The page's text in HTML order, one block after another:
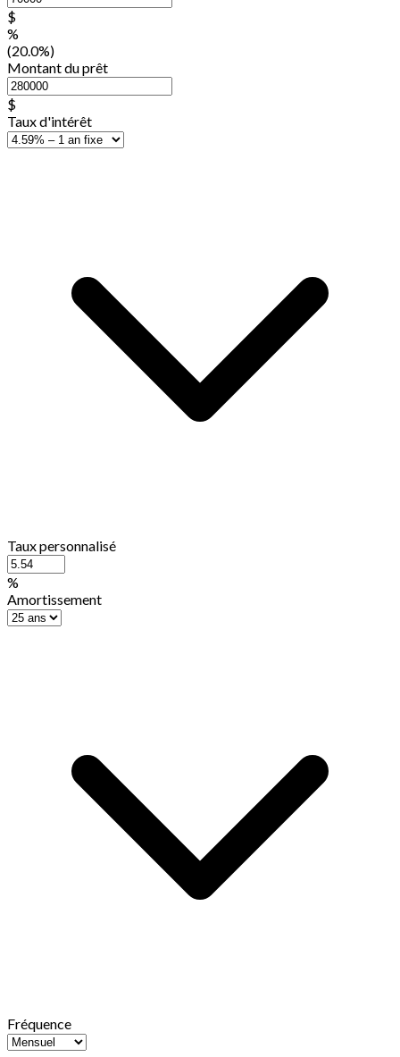
$
%
(20.0%)
Montant du prêt
$
Taux d'intérêt
Taux personnalisé
%
Amortissement
Fréquence